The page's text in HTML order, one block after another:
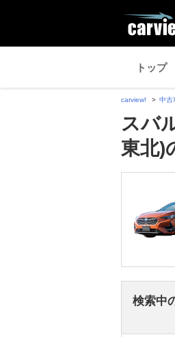
トップ
carview! 中古
スバ
東北)
検索中